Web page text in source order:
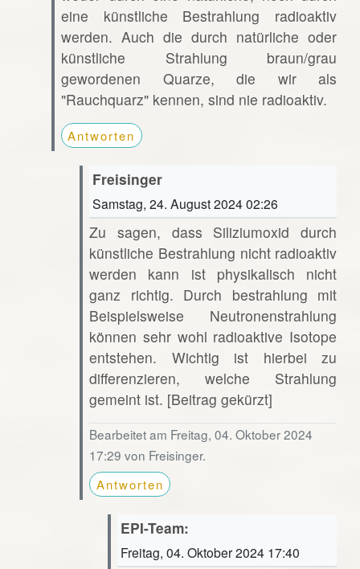
eine künstliche Bestrahlung radioaktiv
werden. Auch die durch natürliche oder
künstliche Strahlung braun/grau
gewordenen Quarze, die wir als
"Rauchquarz" kennen, sind nie radioaktiv.
Antworten
Freisinger
Samstag, 24. August 2024 02:26
Zu sagen, dass Siliziumoxid durch
künstliche Bestrahlung nicht radioaktiv
werden kann ist physikalisch nicht
ganz richtig. Durch bestrahlung mit
Beispielsweise Neutronenstrahlung
können sehr wohl radioaktive Isotope
entstehen. Wichtig ist hierbei zu
differenzieren, welche Strahlung
gemeint ist. [Beitrag gekürzt]
Bearbeitet am Freitag, 04. Oktober 2024
17:29 von Freisinger.
Antworten
EPI-Team:
Freitag, 04. Oktober 2024 17:40